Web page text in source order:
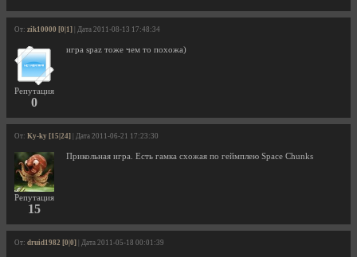
От: zik10000 [0|1] | Дата 2011-08-13 17:48:34
Репутация
0
игра spaz тоже чем то похожа)
От: Ky-ky [15|24] | Дата 2011-06-21 17:23:30
Репутация
15
Прикольная игра. Есть гамка схожая по геймплею Space Chunks
От: druid1982 [0|0] | Дата 2011-05-18 00:01:39